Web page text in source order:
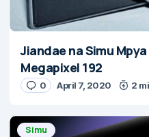
Jiandae na Simu
Megapixel 192
0 April 7, 2020 2
Simu